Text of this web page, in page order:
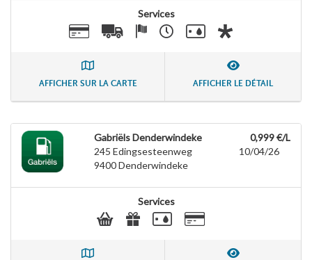
Services
AFFICHER SUR LA CARTE AFFICHER LE DÉTAIL
Gabriëls Denderwindeke
245 Edingsesteenweg
9400Denderwindeke
0,999 €/L
10/04/26
Services